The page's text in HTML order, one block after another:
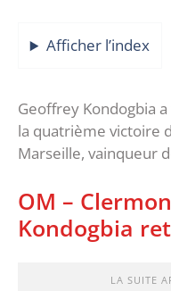
Afficher l’index
Geoffrey Kondogbia
la quatrième victoire
Marseille, vainqueur
OM –
Kondogbia
LA SUITE